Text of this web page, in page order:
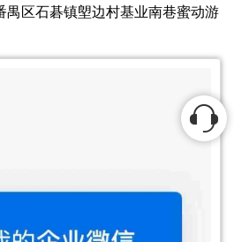
禺区石碁镇塱边村基业南巷蜜动游